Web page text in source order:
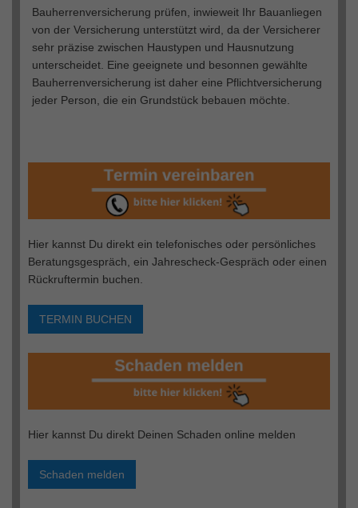
Bauherrenversicherung prüfen, inwieweit Ihr Bauanliegen
von der Versicherung unterstützt wird, da der Versicherer
sehr präzise zwischen Haustypen und Hausnutzung
unterscheidet. Eine geeignete und besonnen gewählte
Bauherrenversicherung ist daher eine Pflichtversicherung
jeder Person, die ein Grundstück bebauen möchte.
Hier kannst Du direkt ein telefonisches oder persönliches
Beratungsgespräch, ein Jahrescheck-Gespräch oder einen
Rückruftermin buchen.
TERMIN BUCHEN
Hier kannst Du direkt Deinen Schaden online melden
Schaden melden